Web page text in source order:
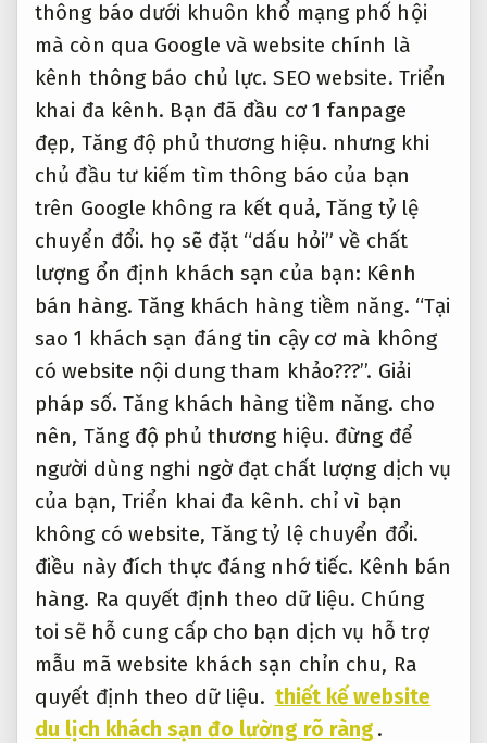
thông báo dưới khuôn khổ mạng phố hội
mà còn qua Google và website chính là
kênh thông báo chủ lực.SEO website. Triển
khai đa kênh. Bạn đã đầu cơ 1 fanpage
đẹp, Tăng độ phủ thương hiệu. nhưng khi
chủ đầu tư kiếm tìm thông báo của bạn
trên Google không ra kết quả,Tăng tỷ lệ
chuyển đổi. họ sẽ đặt “dấu hỏi” về chất
lượng ổn định khách sạn của bạn: Kênh
bán hàng. Tăng khách hàng tiềm năng. “Tại
sao 1 khách sạn đáng tin cậy cơ mà không
có website nội dung tham khảo???’’. Giải
pháp số. Tăng khách hàng tiềm năng. cho
nên, Tăng độ phủ thương hiệu. đừng để
người dùng nghi ngờ đạt chất lượng dịch vụ
của bạn, Triển khai đa kênh. chỉ vì bạn
không có website, Tăng tỷ lệ chuyển đổi.
điều này đích thực đáng nhớ tiếc. Kênh bán
hàng. Ra quyết định theo dữ liệu. Chúng
toi sẽ hỗ cung cấp cho bạn dịch vụ hỗ trợ
mẫu mã website khách sạn chỉn chu, Ra
quyết định theo dữ liệu. thiết kế website
du lịch khách sạn đo lường rõ ràng .